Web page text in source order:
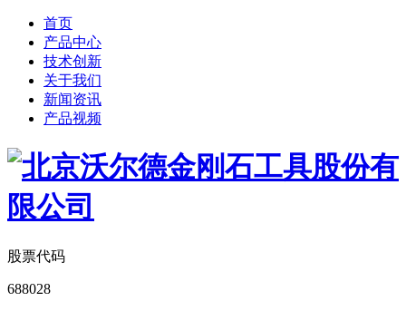
首页
产品中心
技术创新
关于我们
新闻资讯
产品视频
股票代码
688028